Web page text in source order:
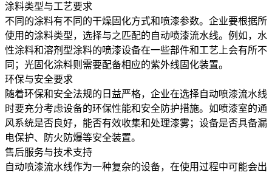
涂料类型与工艺要求
不同的涂料有不同的干燥固化方式和喷漆参数。 企业要根据所
使用的涂料类型，选择与之匹配的自动喷漆流水线。 例如，水
性涂料和溶剂型涂料的喷漆设备在一些部件和工艺上会有所不
同； 光固化涂料则需要配备相应的紫外线固化装置。
环保与安全要求
随着环保和安全法规的日益严格，企业在选择自动喷漆流水线
时要充分考虑设备的环保性能和安全防护措施。 如喷漆室的通
风系统是否良好，能否有效收集和处理漆雾； 设备是否具备漏
电保护、防火防爆等安全装置。
售后服务与技术支持
自动喷漆流水线作为一种复杂的设备，在使用过程中可能会出